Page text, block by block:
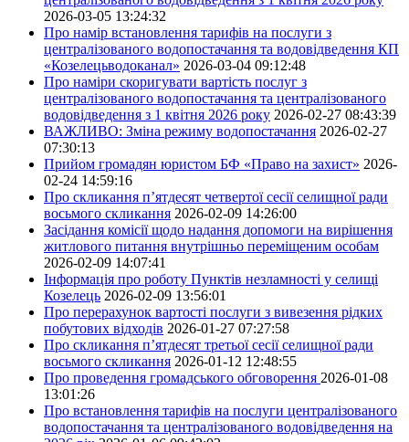
2026-03-05 13:24:32
Про намір встановлення тарифів на послуги з
централізованого водопостачання та водовідведення КП
«Козелецьводоканал» 2026-03-04 09:12:48
Про наміри скоригувати вартість послуг з
централізованого водопостачання та централізованого
водовідведення з 1 квітня 2026 року 2026-02-27 08:43:39
ВАЖЛИВО: Зміна режиму водопостачання 2026-02-27
07:30:13
Прийом громадян юристом БФ «Право на захист» 2026-
02-24 14:59:16
Про скликання п’ятдесят четвертої сесії селищної ради
восьмого скликання 2026-02-09 14:26:00
Засідання комісії щодо надання допомоги на вирішення
житлового питання внутрішньо переміщеним особам
2026-02-09 14:07:41
Інформація про роботу Пунктів незламності у селищі
Козелець 2026-02-09 13:56:01
Про перерахунок вартості послуги з вивезення рідких
побутових відходів 2026-01-27 07:27:58
Про скликання п’ятдесят третьої сесії селищної ради
восьмого скликання 2026-01-12 12:48:55
Про проведення громадського обговорення 2026-01-08
13:01:26
Про встановлення тарифів на послуги централізованого
водопостачання та централізованого водовідведення на